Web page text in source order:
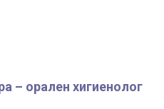
– орален хигиенолог